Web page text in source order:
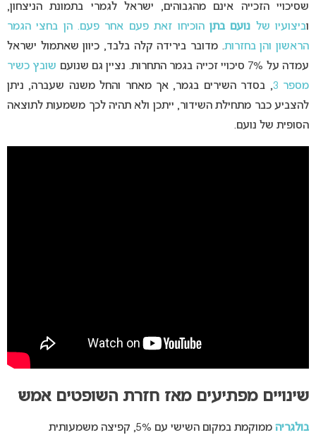
שסיכויי הזכייה אינם מהגבוהים, ישראל לגמרי בתמונת הניצחון,
וביצועיו של נועם בתן הוכיחו זאת פעם אחר פעם. הן בחצי הגמר
הראשון והן בחזרות. מדובר בירידה קלה בלבד, כיוון שאתמול ישראל
עמדה על 7% סיכויי זכייה בגמר התחרות. נציין גם שנועם
שובץ כשיר
מספר 3
, בסדר השירים בגמר, אך מאחר והחל משנה שעברה, ניתן
להצביע כבר מתחילת השידור, ייתכן ולא תהיה לכך משמעות לתוצאה
הסופית של נועם.
שינויים מפתיעים מאז חזרת השופטים אמש
בולגריה
ממוקמת במקום השישי עם 5%, קפיצה משמעותית